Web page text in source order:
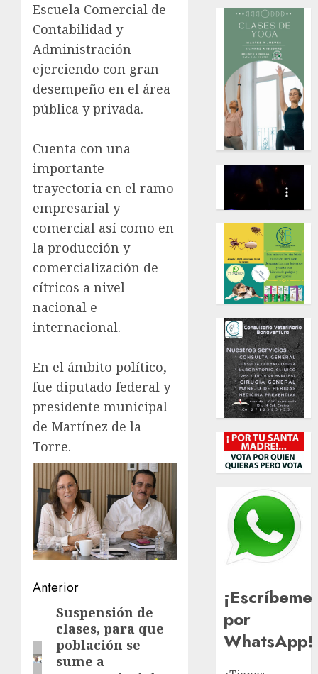
Escuela Comercial de
Contabilidad y
Administración
ejerciendo con gran
desempeño en el área
pública y privada.
Cuenta con una
importante
trayectoria en el ramo
empresarial y
comercial así como en
la producción y
comercialización de
cítricos a nivel
nacional e
internacional.
En el ámbito político,
fue diputado federal y
presidente municipal
de Martínez de la
Torre.
Navegación
entradas
Anterior
Entrada
anterior:
Suspensión de
clases, para que
población se
sume a
¡Escríbeme
por
WhatsApp!